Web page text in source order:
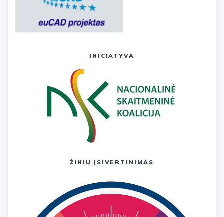
INICIATYVA
ŽINIŲ ĮSIVERTINIMAS